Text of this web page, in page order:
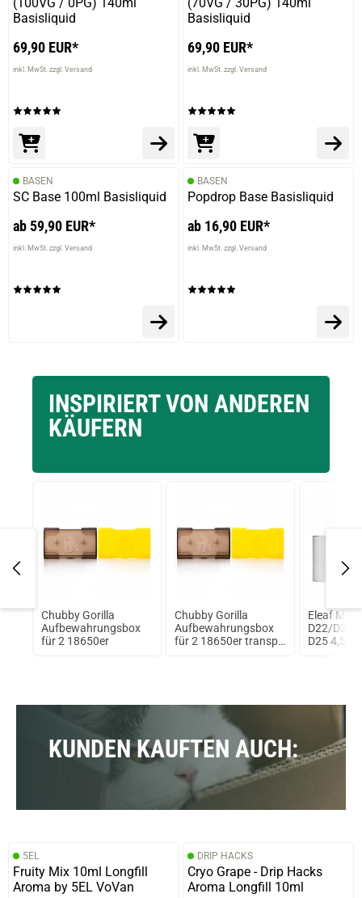
Daniela C.
Allday liquid
Basisliquid
69,90 EUR*
inkl. MwSt. zzgl. Versand
Basisliquid
69,90 EUR*
inkl. MwSt. zzgl. Versand
BASEN
SC Base 100ml Basisliquid
ab 59,90 EUR*
inkl. MwSt. zzgl. Versand
BASEN
Popdrop Base Basisliquid
ab 16,90 EUR*
inkl. MwSt. zzgl. Versand
INSPIRIERT VON ANDEREN
KÄUFERN
Chubby Gorilla
Aufbewahrungsbox
für 2 18650er
Chubby Gorilla
Aufbewahrungsbox
für 2 18650er transp.
Eleaf
D22/D25
D25 4,5ml
KUNDEN KAUFTEN AUCH:
5EL
Fruity Mix 10ml Longfill
Aroma by 5EL VoVan
DRIP HACKS
Cryo Grape - Drip Hacks
Aroma Longfill 10ml